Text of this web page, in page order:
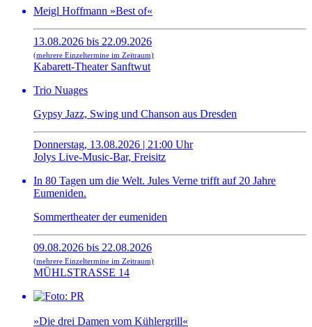
Meigl Hoffmann »Best of«
13.08.2026 bis 22.09.2026
(mehrere Einzeltermine im Zeitraum)
Kabarett-Theater Sanftwut
Trio Nuages
Gypsy Jazz, Swing und Chanson aus Dresden
Donnerstag, 13.08.2026 | 21:00 Uhr
Jolys Live-Music-Bar, Freisitz
In 80 Tagen um die Welt. Jules Verne trifft auf 20 Jahre
Eumeniden.
Sommertheater der eumeniden
09.08.2026 bis 22.08.2026
(mehrere Einzeltermine im Zeitraum)
MÜHLSTRASSE 14
»Die drei Damen vom Kühlergrill«